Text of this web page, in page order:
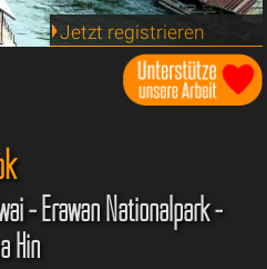
Jetzt registrieren
- Erawan Nationalpark -
Hin